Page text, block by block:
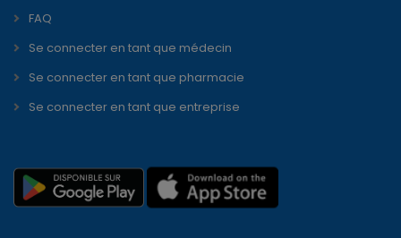
FAQ
Se connecter en tant que médecin
Se connecter en tant que pharmacie
Se connecter en tant que entreprise